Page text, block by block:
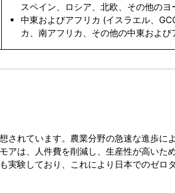
スペイン、ロシア、北欧、その他のヨ
中東およびアフリカ (イスラエル、
カ、南アフリカ、その他の中東および
されています。農業分野の急速な進歩に
アは、人件費を削減し、生産性が高いた
実験しており、これにより日本でのゼロ